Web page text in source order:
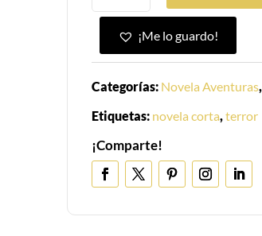
¡Me lo guardo!
Categorías: Novela Aventuras,
Etiquetas: novela corta,terror
¡Comparte!